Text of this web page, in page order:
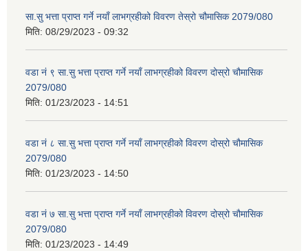
सा.सु भत्ता प्राप्त गर्ने नयाँ लाभग्रहीको विवरण तेस्रो चौमासिक 2079/080
मिति: 08/29/2023 - 09:32
वडा नं ९ सा.सु भत्ता प्राप्त गर्ने नयाँ लाभग्रहीको विवरण दोस्रो चौमासिक
2079/080
मिति: 01/23/2023 - 14:51
वडा नं ८ सा.सु भत्ता प्राप्त गर्ने नयाँ लाभग्रहीको विवरण दोस्रो चौमासिक
2079/080
मिति: 01/23/2023 - 14:50
वडा नं ७ सा.सु भत्ता प्राप्त गर्ने नयाँ लाभग्रहीको विवरण दोस्रो चौमासिक
2079/080
मिति: 01/23/2023 - 14:49